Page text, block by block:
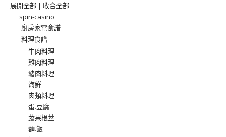
展開全部 | 收合全部
spin-casino
廚房家電食譜
料理食譜
牛肉料理
雞肉料理
豬肉料理
海鮮
肉類料理
蛋.豆腐
蔬果根莖
麵.飯